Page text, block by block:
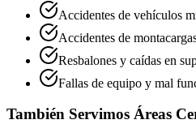
Accidentes de vehículos
Accidentes de
Resbalones y caídas en
Fallas de equipo y mal
También Servimos Áreas